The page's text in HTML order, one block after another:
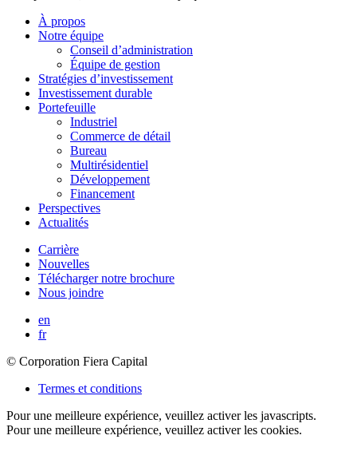
À propos
Notre équipe
Conseil d’administration
Équipe de gestion
Stratégies d’investissement
Investissement durable
Portefeuille
Industriel
Commerce de détail
Bureau
Multirésidentiel
Développement
Financement
Perspectives
Actualités
Carrière
Nouvelles
Télécharger notre brochure
Nous joindre
en
fr
© Corporation Fiera Capital
Termes et conditions
Pour une meilleure expérience, veuillez activer les javascripts.
Pour une meilleure expérience, veuillez activer les cookies.